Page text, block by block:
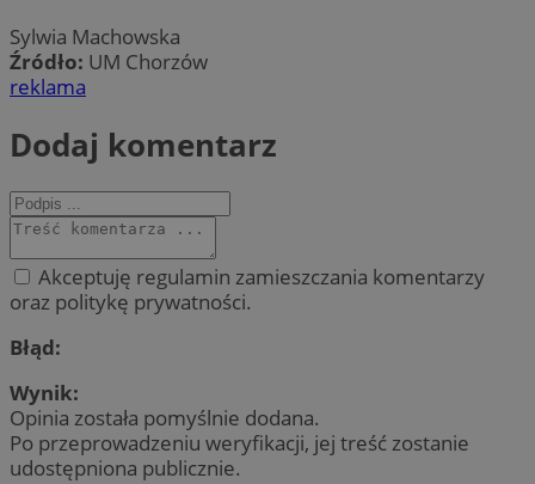
Sylwia Machowska
Źródło: UM Chorzów
reklama
Dodaj komentarz
Akceptuję regulamin zamieszczania komentarzy
oraz politykę prywatności.
Błąd:
Wynik:
Opinia została pomyślnie dodana.
Po przeprowadzeniu weryfikacji, jej treść zostanie
udostępniona publicznie.